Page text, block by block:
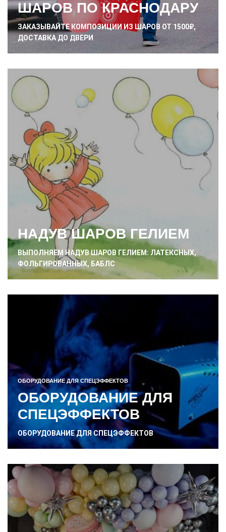
ШАРОВ ПО КРАСНОДАРУ
ЗАКАЗЫВАЙТЕ КОМПОЗИЦИИ ИЗ ШАРОВ ОТ 1500₽,
ДОСТАВКА ДО ДВЕРИ
НАДУВ ШАРОВ ГЕЛИЕМ
ВЫПОЛНЯЕМ НАДУВ ШАРОВ ГЕЛИЕМ: ЛАТЕКСНЫХ,
ФОЛЬГИРОВАННЫХ, БАБЛС
ОБОРУДОВАНИЕ ДЛЯ СПЕЦЭФФЕКТОВ
ОБОРУДОВАНИЕ ДЛЯ
СПЕЦЭФФЕКТОВ
ОБОРУДОВАНИЕ ДЛЯ СПЕЦЭФФЕКТОВ